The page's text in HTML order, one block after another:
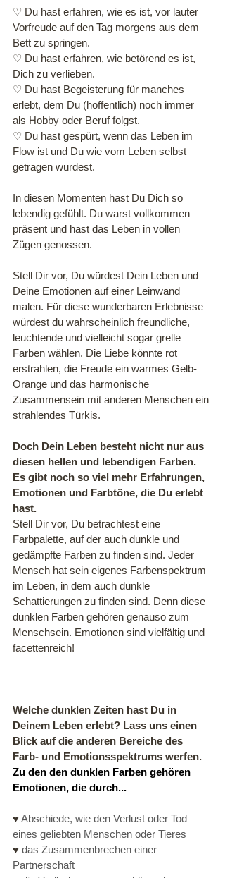
♡ Du hast erfahren, wie es ist, vor lauter
Vorfreude auf den Tag morgens aus dem
Bett zu springen.
♡ Du hast erfahren, wie betörend es ist,
Dich zu verlieben.
♡ Du hast Begeisterung für manches
erlebt, dem Du (hoffentlich) noch immer
als Hobby oder Beruf folgst.
♡ Du hast gespürt, wenn das Leben im
Flow ist und Du wie vom Leben selbst
getragen wurdest.
In diesen Momenten hast Du Dich so
lebendig gefühlt. Du warst vollkommen
präsent und hast das Leben in vollen
Zügen genossen.
Stell Dir vor, Du würdest Dein Leben und
Deine Emotionen auf einer Leinwand
malen. Für diese wunderbaren Erlebnisse
würdest du wahrscheinlich freundliche,
leuchtende und vielleicht sogar grelle
Farben wählen. Die Liebe könnte rot
erstrahlen, die Freude ein warmes Gelb-
Orange und das harmonische
Zusammensein mit anderen Menschen ein
strahlendes Türkis.
Doch Dein Leben besteht nicht nur aus
diesen hellen und lebendigen Farben.
Es gibt noch so viel mehr Erfahrungen,
Emotionen und Farbtöne, die Du erlebt
hast.
Stell Dir vor, Du betrachtest eine
Farbpalette, auf der auch dunkle und
gedämpfte Farben zu finden sind. Jeder
Mensch hat sein eigenes Farbenspektrum
im Leben, in dem auch dunkle
Schattierungen zu finden sind. Denn diese
dunklen Farben gehören genauso zum
Menschsein. Emotionen sind vielfältig und
facettenreich!
Welche dunklen Zeiten hast Du in
Deinem Leben erlebt? Lass uns einen
Blick auf die anderen Bereiche des
Farb- und Emotionsspektrums werfen.
Zu den den dunklen Farben gehören
Emotionen, die durch...
♥ Abschiede, wie den Verlust oder Tod
eines geliebten Menschen oder Tieres
♥ das Zusammenbrechen einer
Partnerschaft